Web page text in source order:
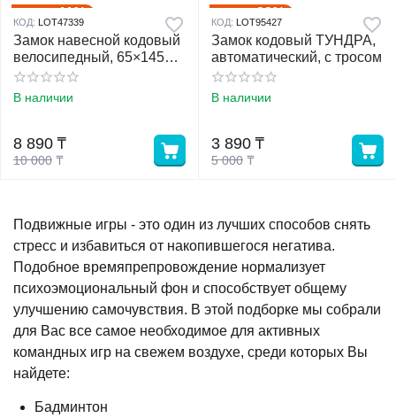
Подвижные игры - это один из лучших способов снять
стресс и избавиться от накопившегося негатива.
Подобное времяпрепровождение нормализует
психоэмоциональный фон и способствует общему
улучшению самочувствия. В этой подборке мы собрали
для Вас все самое необходимое для активных
командных игр на свежем воздухе, среди которых Вы
найдете:
Бадминтон
11%
КОД: LOT47339
Замок навесной кодовый
велосипедный, 65×145
мм внешний, 41×112 мм
внутренний
В наличии
10 000 ₸
8 890 ₸
22%
КОД: LOT95427
Замок кодовый ТУНДРА,
автоматический, с тросом
В наличии
5 000 ₸
3 890 ₸